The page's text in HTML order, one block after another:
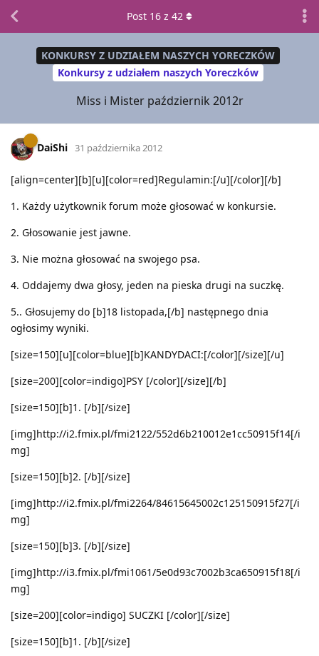
KONKURSY Z UDZIAŁEM NASZYCH YORECZKÓW
Konkursy z udziałem naszych Yoreczków
Miss i Mister październik 2012r
Post 16 z 42
DaiShi 31 października 2012
[align=center][b][u][color=red]Regulamin:[/u][/color][/b]
1. Każdy użytkownik forum może głosować w konkursie.
2. Głosowanie jest jawne.
3. Nie można głosować na swojego psa.
4. Oddajemy dwa głosy, jeden na pieska drugi na suczkę.
5.. Głosujemy do [b]18 listopada,[/b] następnego dnia
ogłosimy wyniki.
[size=150][u][color=blue][b]KANDYDACI:[/color][/size][/u]
[size=200][color=indigo]PSY [/color][/size][/b]
[size=150][b]1. [/b][/size]
[img]http://i2.fmix.pl/fmi2122/552d6b210012e1cc50915f14[/i
mg]
[size=150][b]2. [/b][/size]
[img]http://i2.fmix.pl/fmi2264/84615645002c125150915f27[/i
mg]
[size=150][b]3. [/b][/size]
[img]http://i3.fmix.pl/fmi1061/5e0d93c7002b3ca650915f18[/i
mg]
[size=200][color=indigo] SUCZKI [/color][/size]
[size=150][b]1. [/b][/size]